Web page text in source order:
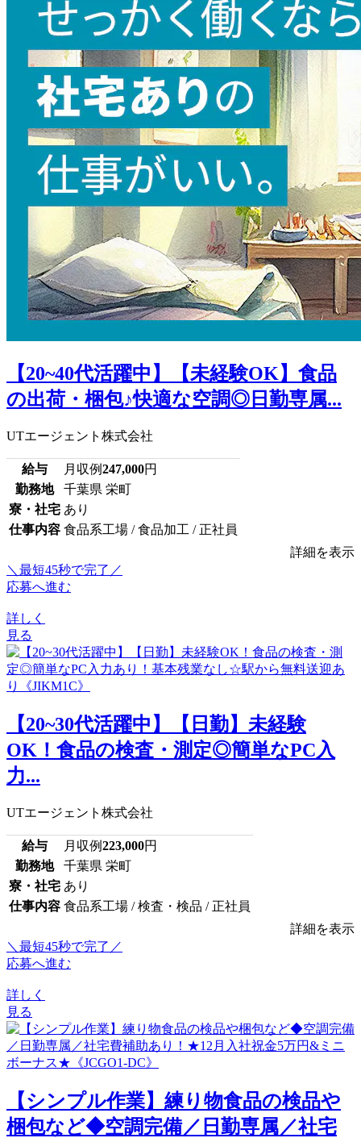
【20~40代活躍中】【未経験OK】食品
の出荷・梱包♪快適な空調◎日勤専属...
UTエージェント株式会社
給与 月収例247,000円
勤務地
千葉県 栄町
寮・社宅 あり
仕事内容 食品系工場 / 食品加工 / 正社員
詳細を表示
＼最短45秒で完了／
応募へ進む
詳しく
見る
【20~30代活躍中】【日勤】未経験
OK！食品の検査・測定◎簡単なPC入
力...
UTエージェント株式会社
給与 月収例223,000円
勤務地
千葉県 栄町
寮・社宅 あり
仕事内容 食品系工場 / 検査・検品 / 正社員
詳細を表示
＼最短45秒で完了／
応募へ進む
詳しく
見る
【シンプル作業】練り物食品の検品や
梱包など◆空調完備／日勤専属／社宅